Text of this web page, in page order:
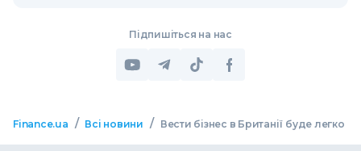
Підпишіться на нас
Finance.ua / Всі новини / Вести бізнес в Британії буде легко